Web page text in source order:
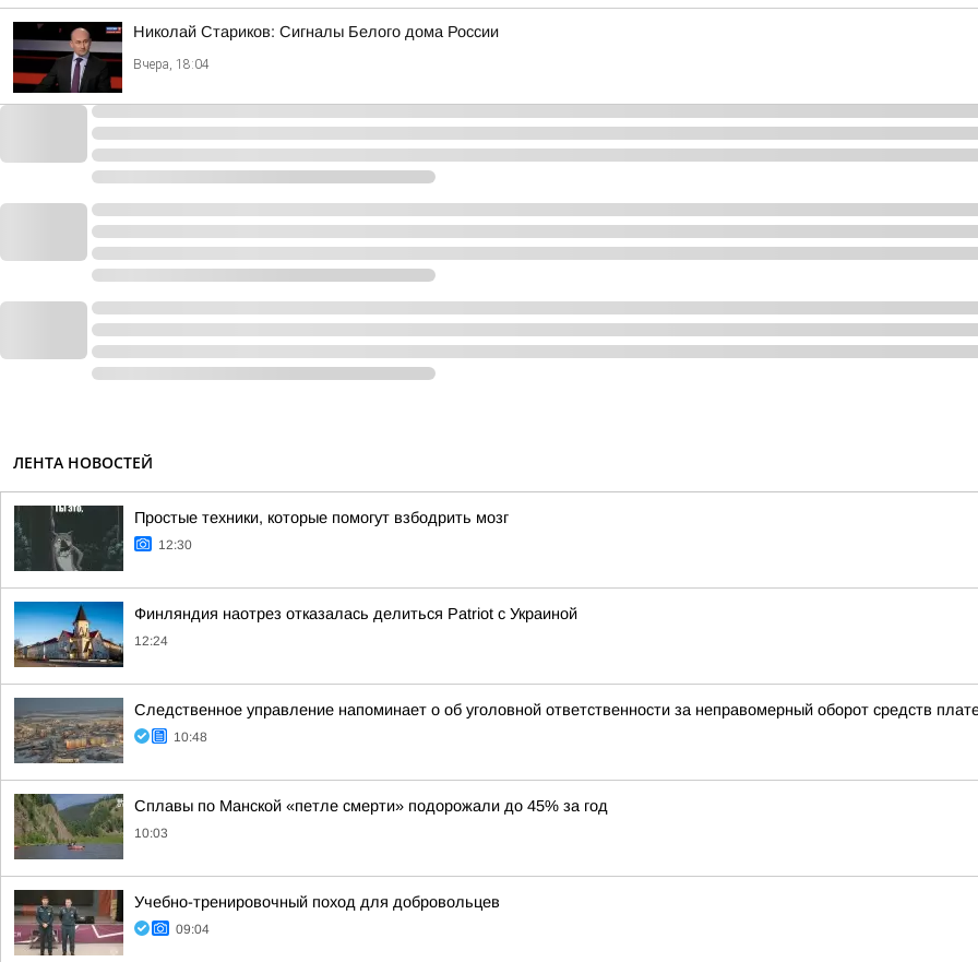
Николай Стариков: Сигналы Белого дома России
Вчера, 18:04
ЛЕНТА НОВОСТЕЙ
Простые техники, которые помогут взбодрить мозг
12:30
Финляндия наотрез отказалась делиться Patriot с Украиной
12:24
Следственное управление напоминает о об уголовной ответственности за неправомерный оборот средств
10:48
Сплавы по Манской «петле смерти» подорожали до 45% за год
10:03
Учебно-тренировочный поход для добровольцев
09:04